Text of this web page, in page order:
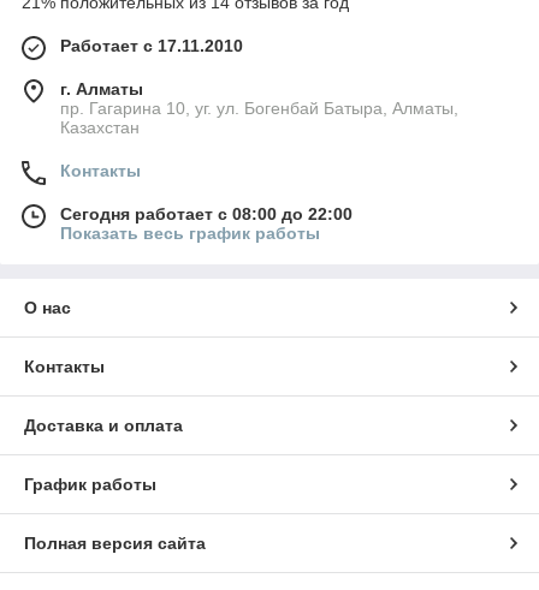
Работает с 17.11.2010
г. Алматы
пр. Гагарина 10, уг. ул. Богенбай Батыра, Алматы,
Казахстан
Контакты
Сегодня работает с 08:00 до 22:00
Показать весь график работы
О нас
Контакты
Доставка и оплата
График работы
Полная версия сайта